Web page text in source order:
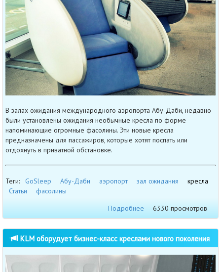
В залах ожидания международного аэропорта Абу-Даби, недавно
были установлены ожидания необычные кресла по форме
напоминающие огромные фасолины. Эти новые кресла
предназначены для пассажиров, которые хотят поспать или
отдохнуть в приватной обстановке.
Теги: GoSleep Абу-Даби аэропорт зал ожидания
кресла
Статьи
фасолины
Подробнее
6330 просмотров
KLM оборудует бизнес-класс креслами нового поколения